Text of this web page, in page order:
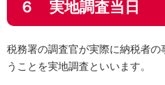
６ 実地調査当日
税務署の調査官が実際に納税者
うことを実地調査といいます。